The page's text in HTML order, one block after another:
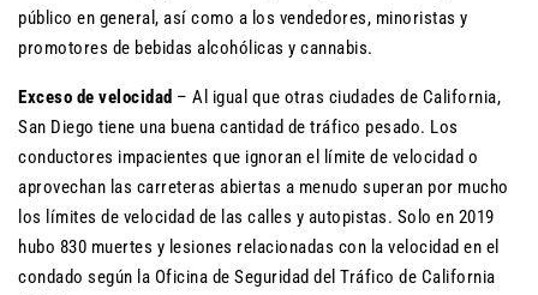
público en general, así como a los vendedores, minoristas y
promotores de bebidas alcohólicas y cannabis.
Exceso de velocidad – Al igual que otras ciudades de California,
San Diego tiene una buena cantidad de tráfico pesado. Los
conductores impacientes que ignoran el límite de velocidad o
aprovechan las carreteras abiertas a menudo superan por mucho
los límites de velocidad de las calles y autopistas. Solo en 2019
hubo 830 muertes y lesiones relacionadas con la velocidad en el
condado según la Oficina de Seguridad del Tráfico de California